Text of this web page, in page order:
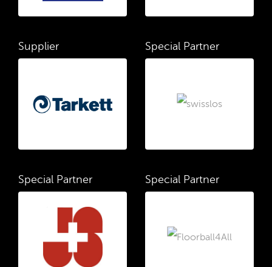
Supplier Special Partner
Special Partner Special Partner